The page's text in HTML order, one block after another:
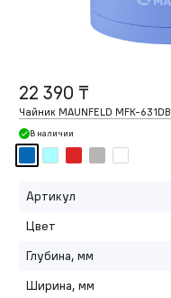
22 390 ₸
Чайник MAUNFELD MFK-631DB
В наличии
Артикул
Цвет
Глубина, мм
Ширина, мм